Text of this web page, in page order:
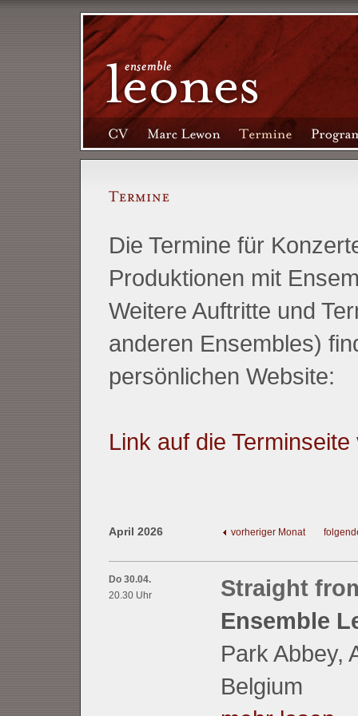
Die Termine für
Produktionen mit
Weitere Auftritte und
anderen Ensembles)
persönlichen Website:
Link auf die
April 2026 vorheriger Monat
Do 30.04.
20.30 Uhr
Straight
Ensemble
Park Abbey,
Belgium